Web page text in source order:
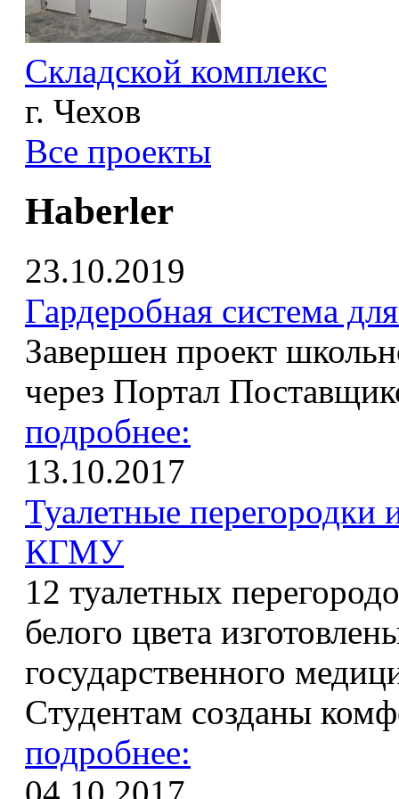
Складской комплекс
г. Чехов
Все проекты
Haberler
23.10.2019
Гардеробная система
Завершен проект
через Портал
подробнее:
13.10.2017
Туалетные
КГМУ
12 туалетных
белого цвета
государственного
Cтудентам созданы
подробнее: